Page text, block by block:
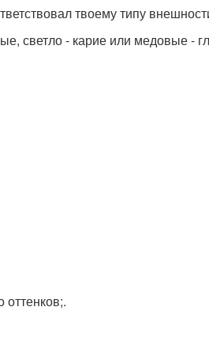
твоему типу
светло - карие или медовые -
оттенков;.